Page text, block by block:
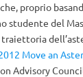
proprio
studente del
Move an
Advisory